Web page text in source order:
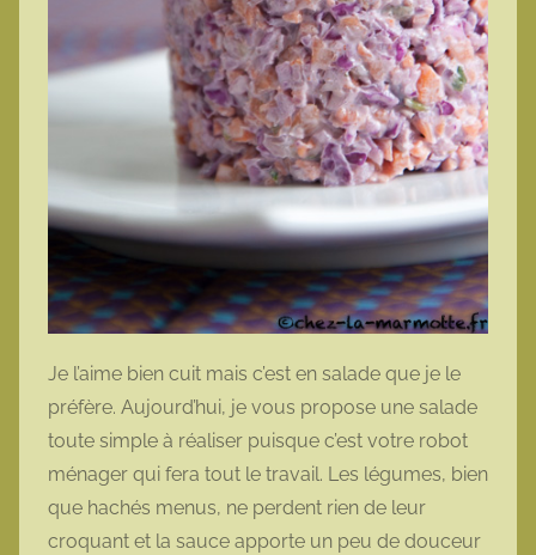
Je l’aime bien cuit mais c’est en salade que je le
préfère. Aujourd’hui, je vous propose une salade
toute simple à réaliser puisque c’est votre robot
ménager qui fera tout le travail. Les légumes, bien
que hachés menus, ne perdent rien de leur
croquant et la sauce apporte un peu de douceur